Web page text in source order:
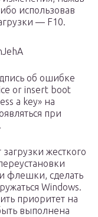
использовав
— F10.
об ошибке
or insert boot
a key» на
при
жесткого
флешки, сделать
Windows.
приоритет на
выполнена